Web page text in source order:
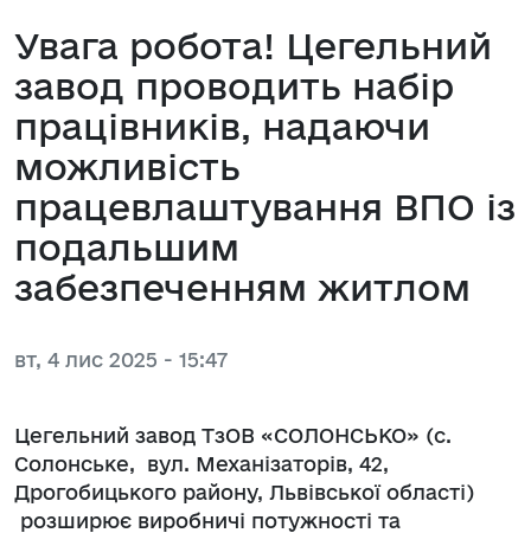
Увага робота! Цегельний
завод проводить набір
працівників, надаючи
можливість
працевлаштування ВПО із
подальшим
забезпеченням житлом
вт, 4 лис 2025 - 15:47
Цегельний завод ТзОВ «СОЛОНСЬКО» (с.
Солонське, вул. Механізаторів, 42,
Дрогобицького району, Львівської області)
розширює виробничі потужності та